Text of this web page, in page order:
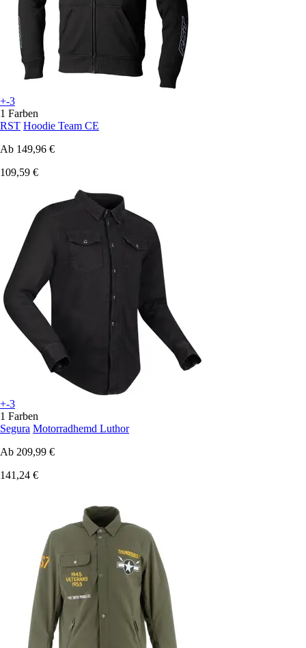
+-3
1 Farben
RST Hoodie Team CE
Ab 149,96 €
109,59 €
+-3
1 Farben
Segura Motorradhemd Luthor
Ab 209,99 €
141,24 €